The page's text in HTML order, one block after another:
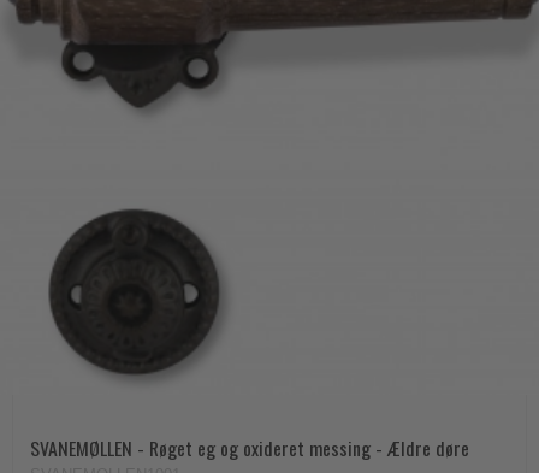
SVANEMØLLEN - Røget eg og oxideret messing - Ældre døre